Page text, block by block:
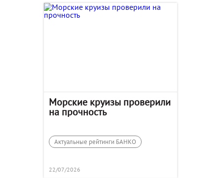
Морские круизы проверили
на прочность
Актуальные рейтинги БАНКО
22/07/2026